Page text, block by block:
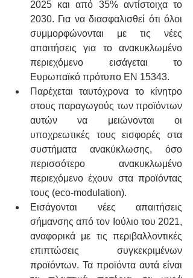
2025 και από 35% αντίστοιχα το
2030. Για να διασφαλισθεί ότι όλοι
συμμορφώνονται με τις νέες
απαιτήσεις για το ανακυκλωμένο
περιεχόμενο εισάγεται το
Ευρωπαϊκό πρότυπο ΕΝ 15343.
Παρέχεται ταυτόχρονα το κίνητρο
στους παραγωγούς των προϊόντων
αυτών να μειώνονται οι
υποχρεωτικές τους εισφορές στα
συστήματα ανακύκλωσης, όσο
περισσότερο ανακυκλωμένο
περιεχόμενο έχουν στα προϊόντας
τους (eco-modulation).
Εισάγονται νέες απαιτήσεις
σήμανσης από τον Ιούλιο του 2021,
αναφορικά με τις περιβαλλοντικές
επιπτώσεις συγκεκριμένων
προϊόντων. Τα προϊόντα αυτά είναι